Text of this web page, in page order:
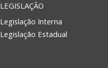
LEGISLAÇÃO
Legislação Interna
Legislação Estadual